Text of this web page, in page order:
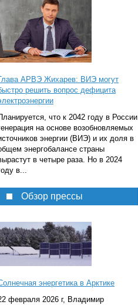
АРВЭ Жихарев: ВИЭ могут
решить вопрос дефицита
что к 2042 году в России
на основе возобновляемых
энергии (ВИЭ) и их доля в
энергобалансе страны
в четыре раза. Но в 2024
в...
Обзор прессы
энергетика в Арктике
февраля 2026 г, Владимир